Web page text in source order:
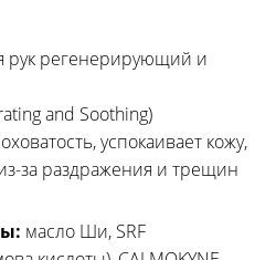
регенерирующий и
and Soothing)
успокаивает кожу,
за раздражения и трещин
масло Ши, SRF